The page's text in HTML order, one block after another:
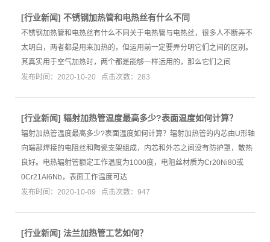
[行业新闻] 不锈钢加热管和电热丝有什么不同
不锈钢加热管和电热丝有什么不同关于电热管与电热丝，很多人不断弄不
太明白，两者都是用来加热的，但运用前一定要弄分明它们之间的区别。
其真实用于空气加热时，两个都是能够一样运用的，那么它们之间
发布时间：2020-10-20 点击次数：283
[行业新闻] 辐射加热管温度最高多少?表面温度如何计算？
辐射加热管温度最高多少?表面温度如何计算？辐射加热管的内芯由U形轴
向端部焊接的电阻丝和陶瓷支架组成，内芯和外芯之间没有防护罩，散热
良好。电热辐射管额定工作温度为1000度，电阻丝材质为Cr20Ni80或
0Cr21Al6Nb，表面工作温度可达
发布时间：2020-10-09 点击次数：947
[行业新闻] 法兰加热管工艺如何？